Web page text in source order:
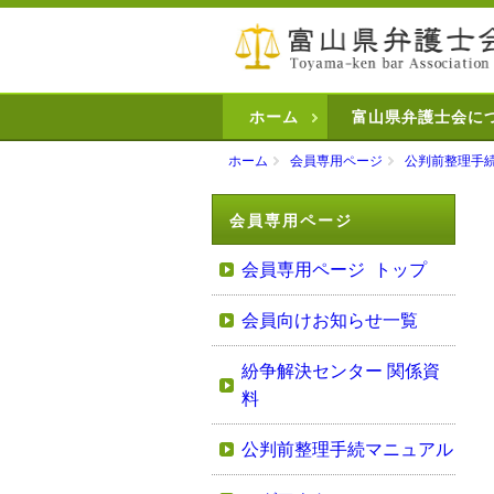
ホーム 富山県弁護士会に
ホーム 会員専用ページ 公判前整理手
会員専用ページ
会員専用ページ トップ
会員向けお知らせ一覧
紛争解決センター 関係資
料
公判前整理手続マニュアル